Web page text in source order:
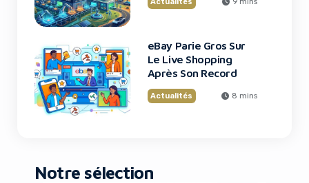
Révolutionnaire
eBay Parie Gros Sur
Le Live Shopping
Après Son Record
Actualités 8 mins
Notre sélection